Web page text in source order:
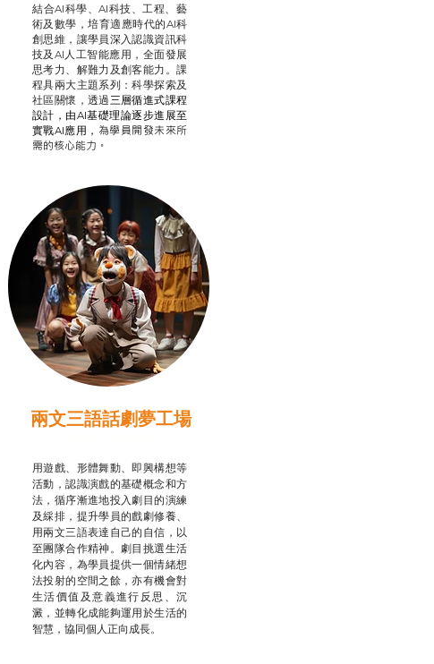
結合AI科學、AI科技、工程、藝
術及數學，培育適應時代的AI科
創思維，讓學員深入認識資訊科
技及AI人工智能應用，全面發展
思考力、解難力及創客能力。課
程具兩大主題系列：科學探索及
社區關懷，透過 三層循進式課程
設計， 由AI基礎理論逐步進展至
實戰AI應用， 為學員開發未來所
需的核心能力。
兩文三語話劇夢工場
用遊戲、形體舞動、即興構想等
活動，認識演戲的基礎概念和方
法，循序漸進地投入劇目的演練
及綵排，提升學員的戲劇修養、
用兩文三語表達自己的自信，以
至團隊合作精神。劇目挑選生活
化內容，為學員提供一個情緒想
法投射的空間之餘，亦有機會對
生活價值及意義進行反思、沉
澱，並轉化成能夠運用於生活的
智慧，協同個人正向成長。